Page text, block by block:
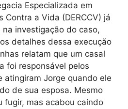
Especializada em
Contra a Vida (DERCCV) já
investigação do caso,
detalhes dessa execução
relatam que um casal
foi responsável pelos
atingiram Jorge quando ele
de sua esposa. Mesmo
fugir, mas acabou caindo